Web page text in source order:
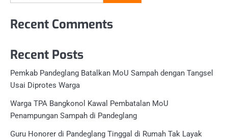
for:
Recent Comments
Recent Posts
Pemkab Pandeglang Batalkan MoU Sampah dengan Tangsel
Usai Diprotes Warga
Warga TPA Bangkonol Kawal Pembatalan MoU
Penampungan Sampah di Pandeglang
Guru Honorer di Pandeglang Tinggal di Rumah Tak Layak